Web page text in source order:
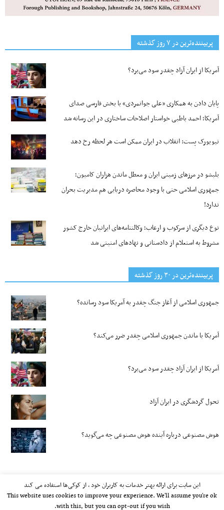
پربیننده‌ترین‌ در ۷ روز گذشته
آمریکا از ایران آزاد چقدر سود می‌برد؟
پایان دادن به همکاری «علی جوانمردی» با بخش فارسی صدای
آمریکا؛ احمد باطبی خواستار اصلاحات ساختاری در این رسانه شد
نیویورک پست: انقلاب در ایران ممکن است هر لحظه رخ دهد
بلبشو در مرزهای زمینی ایران و معطل ماندن هزاران کامیون؛
جمهوری اسلامی حتی با وجود محاصره دریایی هم مدیریت بحران
ندارد!
نوع دیگری از سرکوب و ارعاب؛ وکالتنامه‌های ایرانیان خارج کشور
مشروط به استعلام از دادستانی و نهادهای امنیتی شد
پربیننده‌ترین‌ در ۳۰ روز گذشته
جمهوری اسلامی از آغاز جنگ چقدر به آمریکا سود رسانده؟
آمریکا با ماندن جمهوری اسلامی چقدر ضرر می‌کند؟
آمریکا از ایران آزاد چقدر سود می‌برد؟
تحول گردشگری در ایران آزاد
هوش مصنوعی درباره آینده هوش مصنوعی چه می‌گوید؟
این سایت برای ارائه بهتر خدمات به کاربران خود ، از کوکی‌ها استفاده می کند
This website uses cookies to improve your experience. We'll assume you're ok
with this, but you can opt-out if you wish.